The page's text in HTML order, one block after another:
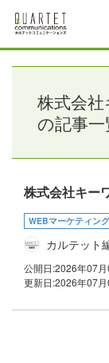
トップページ
料金表
実績・お客様
初めて導入を
代理店の乗り
広告代理店・
お申し込みから
会社概要
株式会
の記事一
株式会社キー
WEBマーケティン
カルテット
公開日:2026年07月
更新日:2026年07月